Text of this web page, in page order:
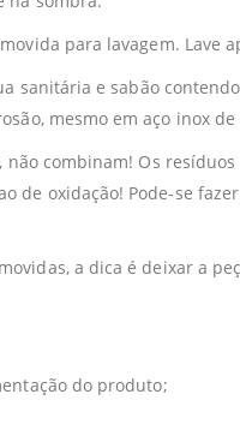
para lavagem. Lave
sanitária e sabão
mesmo em aço inox
não combinam! Os
de oxidação! Pode-se
a dica é deixar a
do produto;